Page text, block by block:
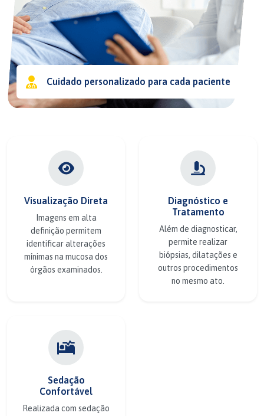
Cuidado personalizado para cada paciente
Visualização Direta
Imagens em alta
definição permitem
identificar alterações
mínimas na mucosa dos
órgãos examinados.
Diagnóstico e
Tratamento
Além de diagnosticar,
permite realizar
biópsias, dilatações e
outros procedimentos
no mesmo ato.
Sedação
Confortável
Realizada com sedação